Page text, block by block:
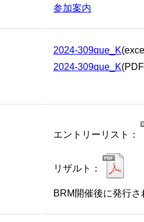
参加案内
2024-309que_K
2024-309que_K
エントリーリスト：
リザルト：
BRM開催後に発行